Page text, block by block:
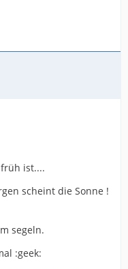
ist....
scheint die Sonne !
segeln.
:geek: